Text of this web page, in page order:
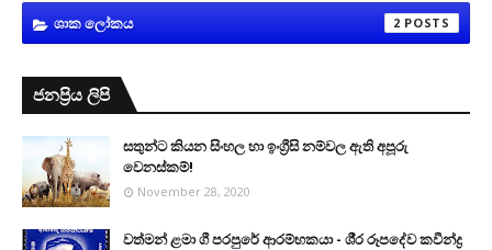
ශාක ලෝකය 2
ජනප්‍රිය ලිපි
සතුන්ට කියන සිංහල හා ඉංග්‍රීසි නම්වල ඇති අපූරු
වෙනස්කම්!
November 28, 2020
වත්මන් ළමා ගී පරපුරේ ආරම්භකයා - ශී‍්‍ර රූපදේව කවීන්ද්‍ර